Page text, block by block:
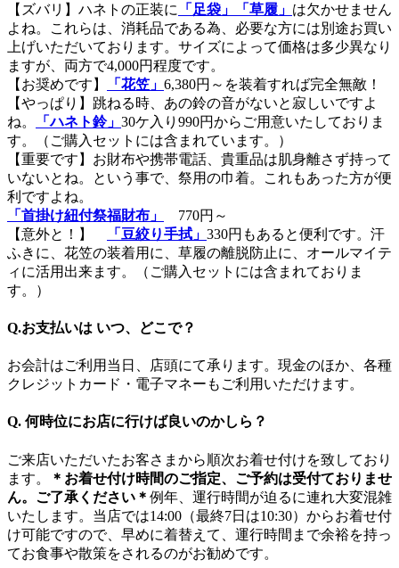
【ズバリ】ハネトの正装に 「足袋」「草履」 は欠かせません
よね。これらは、消耗品である為、必要な方には別途お買い
上げいただいております。サイズによって価格は多少異なり
ますが、両方で4,000円程度です。
【お奨めです】
「花笠」 6,380円～を装着すれば完全無敵！
【やっぱり】跳ねる時、あの鈴の音がないと寂しいですよ
ね。
「ハネト鈴」 30ケ入り990円からご用意いたしておりま
す。（ご購入セットには含まれています。）
【重要です】お財布や携帯電話、貴重品は肌身離さず持って
いないとね。という事で、祭用の巾着。これもあった方が便
利ですよね。
「首掛け紐付祭福財布」
770円～
【意外と！】
「豆絞り手拭」 330円もあると便利です。汗
ふきに、花笠の装着用に、草履の離脱防止に、オールマイテ
ィに活用出来ます。（ご購入セットには含まれておりま
す。）
Q.お支払いは いつ、どこで？
お会計はご利用当日、店頭にて承ります。現金のほか、各種
クレジットカード・電子マネーもご利用いただけます。
Q. 何時位にお店に行けば良いのかしら？
ご来店いただいたお客さまから順次お着せ付けを致しており
ます。
＊お着せ付け時間のご指定、ご予約は受付ておりませ
ん。ご了承ください＊ 例年、運行時間が迫るに連れ大変混雑
いたします。当店では14:00（最終7日は10:30）からお着せ付
け可能ですので、早めに着替えて、運行時間まで余裕を持っ
てお食事や散策をされるのがお勧めです。